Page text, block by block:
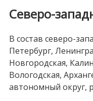
Северо-
В состав северо-
Петербург,
Новгородская,
Вологодская,
автономный округ,